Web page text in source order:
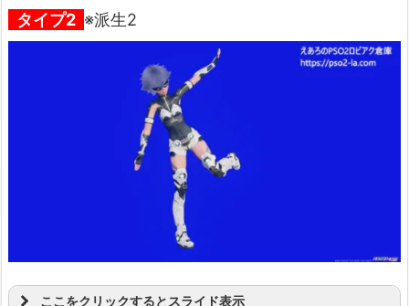
タイプ2 ※派生2
ここをクリックするとスライド表示